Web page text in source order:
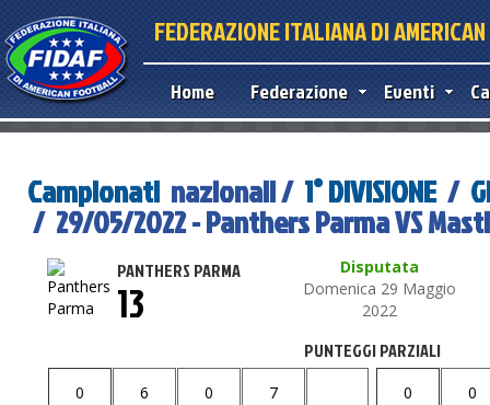
FEDERAZIONE ITALIANA DI
Home Federazione Eventi
Campionati nazionali / 1° DIVISIONE/
/ 29/05/2022 - Panthers Parma VS
PANTHERS PARMA
Disputata
Domenica 29 Maggio
2022
13
PUNTEGGI PARZIALI
0 6 0
7
0
0